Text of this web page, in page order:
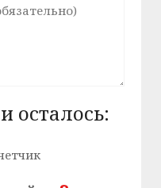
осталось: